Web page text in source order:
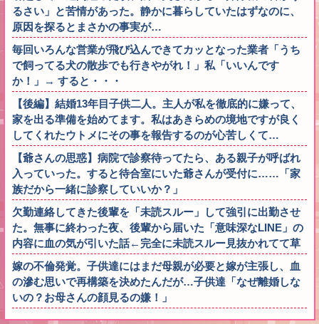
るさい」と苦情があった。静かに暮らしていたはずなのに、
原因を探るとまさかの事実が…
毎回いろんな営業が飛び込んできてカッとなった業者「うち
で飼ってる犬の散歩でも行きやがれ！」私「いいんです
か！」→ すると・・・
【後編】結婚13年目子供二人。主人が私を徹底的に嫌って、
家を出る準備を始めてます。私はあきらめの境地ですが良く
してくれたウトメにその事を報告するのが心苦しくて…
【爺さんの思惑】病院で診察待ってたら、ある親子が呼ばれ
入っていった。すると待合室にいた爺さんが受付に……「家
族だから一緒に診察していいか？」
欠勤連絡してきた後輩を「未読スルー」して強引に出勤させ
た。無事に終わった夜、後輩から届いた「意味深なLINE」の
内容に血の気が引いた話←完全に未読スルー見抜かれてて草
嫁の不倫発覚。子供達にはまだ母親が必要と嫁が主張し、血
の滲む思いで再構築を決めたんだが…子供達「なぜ離婚しな
いの？お母さんの顔見るの嫌！」